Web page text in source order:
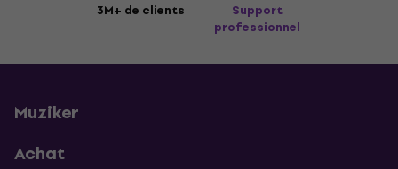
3M+ de clients
Support
professionnel
Muziker
Achat